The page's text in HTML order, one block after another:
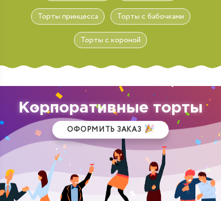
Торты принцесса Торты с бабочками
Торты с короной
Корпоративные торты
ОФОРМИТЬ ЗАКАЗ